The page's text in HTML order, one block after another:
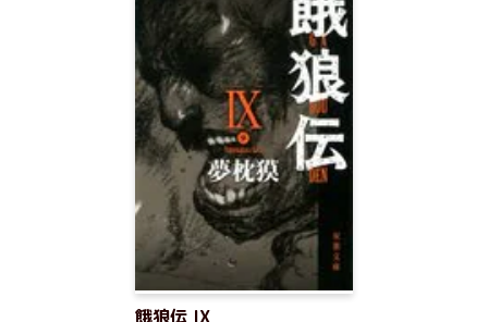
餓狼伝 IX